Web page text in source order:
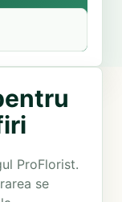
ProFlorist.
se